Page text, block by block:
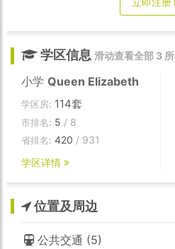
学区信息 滑动查看全部 3 所
小学 Queen Elizabeth
学区房: 114套
市排名: 5 / 8
省排名: 420 / 931
学区详情
位置及周边
公共交通 (5)